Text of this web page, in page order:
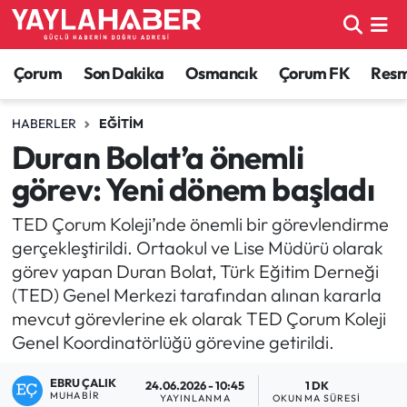
Çorum Son Dakika Osmancık Çorum FK
HABERLER EĞITIM
Duran Bolat’a önemli
görev: Yeni dönem başladı
TED Çorum Koleji’nde önemli bir görevlendirme
gerçekleştirildi. Ortaokul ve Lise Müdürü olarak
görev yapan Duran Bolat, Türk Eğitim Derneği
(TED) Genel Merkezi tarafından alınan kararla
mevcut görevlerine ek olarak TED Çorum Koleji
Genel Koordinatörlüğü görevine getirildi.
EBRU ÇALIK
MUHABIR
24.06.2026 - 10:45
YAYINLANMA
1 DK
OKUNMA SÜRESI
Alaca Haberleri
Bayat Haberleri
Bilgi - Keşfet Haberleri
Bilim ve Teknoloji
Boğazkale Haberleri
Çorum Haberleri
Çorum Son Dakika Haberleri
Dodurga Haberleri
Çorum Nöbetçi Eczaneler
Çorum Hava Durumu
Çorum Namaz Vakitleri
Çorum Trafik Yoğunluk Haritası
TFF 1.Lig Puan Durumu ve Fikstür
Tüm Manşetler
Son Dakika Haberleri
Haber Arşivi